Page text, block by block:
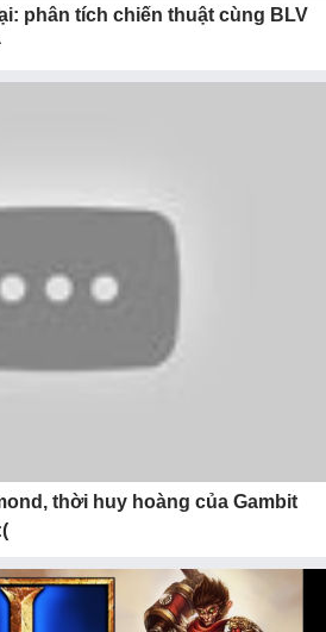
phân tích chiến thuật cùng BLV
thời huy hoàng của Gambit